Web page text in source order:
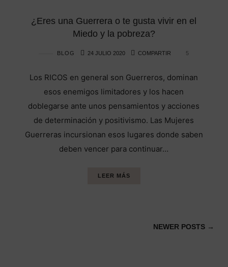
¿Eres una Guerrera o te gusta vivir en el
Miedo y la pobreza?
BLOG 24 JULIO 2020 COMPARTIR 5
Los RICOS en general son Guerreros, dominan
esos enemigos limitadores y los hacen
doblegarse ante unos pensamientos y acciones
de determinación y positivismo. Las Mujeres
Guerreras incursionan esos lugares donde saben
deben vencer para continuar…
LEER MÁS
NEWER POSTS →